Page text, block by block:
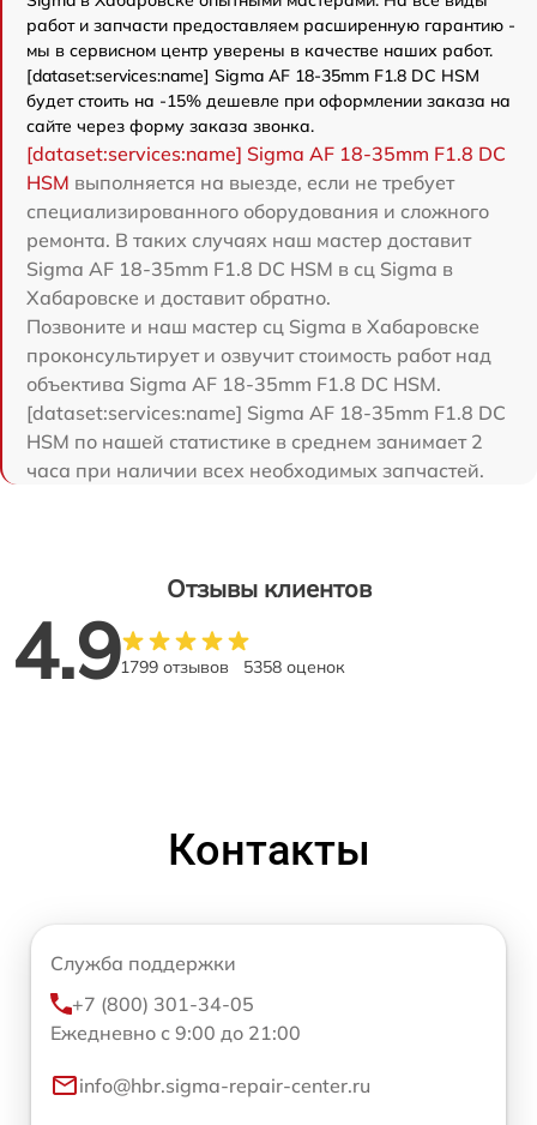
работ и запчасти предоставляем расширенную гарантию -
мы в сервисном центр уверены в качестве наших работ.
[dataset:services:name] Sigma AF 18-35mm F1.8 DC HSM
будет стоить на -15% дешевле при оформлении заказа на
сайте через форму заказа звонка.
[dataset:services:name] Sigma AF 18-35mm F1.8 DC
HSM выполняется на выезде, если не требует
специализированного оборудования и сложного
ремонта. В таких случаях наш мастер доставит
Sigma AF 18-35mm F1.8 DC HSM в сц Sigma в
Хабаровске и доставит обратно.
Позвоните и наш мастер сц Sigma в Хабаровске
проконсультирует и озвучит стоимость работ над
объектива Sigma AF 18-35mm F1.8 DC HSM.
[dataset:services:name] Sigma AF 18-35mm F1.8 DC
HSM по нашей статистике в среднем занимает 2
часа при наличии всех необходимых запчастей.
Отзывы клиентов
4.91799 отзывов 5358 оценок
Контакты
Служба поддержки
+7 (800) 301-34-05
Ежедневно с 9:00 до 21:00
info@hbr.sigma-repair-center.ru